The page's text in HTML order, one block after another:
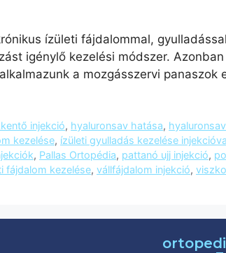
ízületi fájdalommal,
igénylő kezelési módszer.
a mozgásszervi panaszok
injekció, hyaluronsav hatása,
kezelése, ízületi gyulladás kezelése
, Pallas Ortopédia, pattanó ujj injekció,
fájdalom kezelése, vállfájdalom injekció,